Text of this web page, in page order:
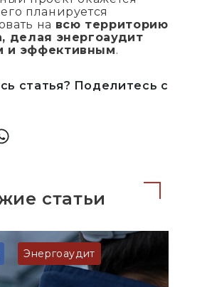
планируется
на всю территорию
делая энергоаудит
и эффективным.
статья? Поделитесь с
статьи
Энергоаудит